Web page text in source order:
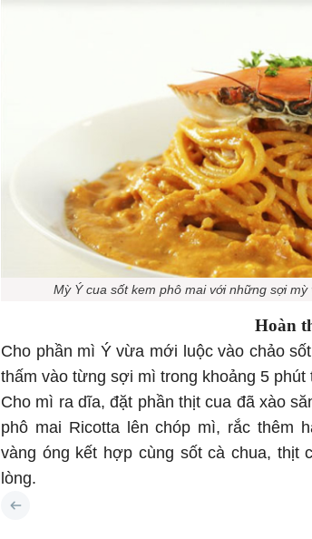
Mỳ Ý cua sốt kem phô mai với những sợi
Hoàn
Cho phần mì Ý vừa mới luộc vào chảo
thấm vào từng sợi mì trong khoảng 5 phút
Cho mì ra dĩa, đặt phần thịt cua đã xào
phô mai Ricotta lên chóp mì, rắc thêm
vàng óng kết hợp cùng sốt cà chua, thịt
lòng.